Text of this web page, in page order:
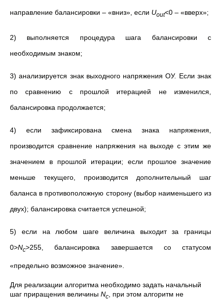
направление балансировки – «вниз», если Uout<0 – «вверх»;
2) выполняется процедура шага балансировки с
необходимым знаком;
3) анализируется знак выходного напряжения ОУ. Если знак
по сравнению с прошлой итерацией не изменился,
балансировка продолжается;
4) если зафиксирована смена знака напряжения,
производится сравнение напряжения на выходе с этим же
значением в прошлой итерации; если прошлое значение
меньше текущего, производится дополнительный шаг
баланса в противоположную сторону (выбор наименьшего из
двух); балансировка считается успешной;
5) если на любом шаге величина выходит за границы
0>Nc>255, балансировка завершается со статусом
«предельно возможное значение».
Для реализации алгоритма необходимо задать начальный
шаг приращения величины Nc
, при этом алгоритм не